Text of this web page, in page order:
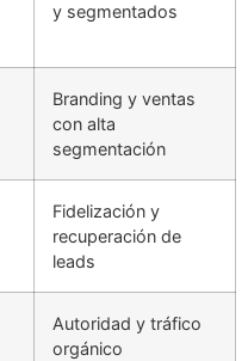
y segmentados
Branding y ventas
con alta
segmentación
Fidelización y
recuperación de
leads
Autoridad y tráfico
orgánico